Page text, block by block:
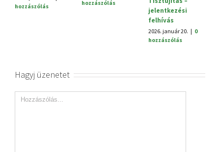
hozzászólás
jelentkezési
2026. január 20. | 0
hozzászólás
Hagyj üzenetet